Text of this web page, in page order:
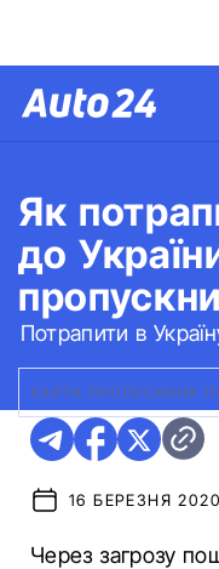
Як
до
Потрапити в
КАРТА ПРОПУСКНИХ
16 БЕРЕЗНЯ
Через загрозу